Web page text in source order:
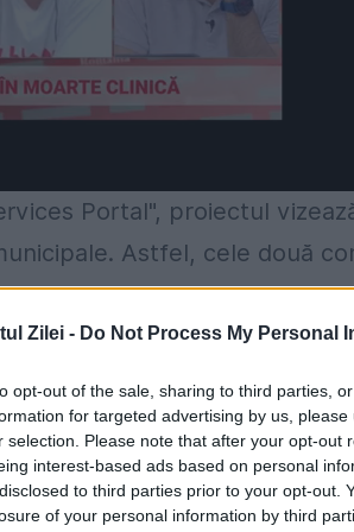
Zilei - Do Not Process My Personal
opt-out of the sale, sharing to third parties,
for targeted advertising by us,
selection. Please note that after your opt-out
interest-based ads based on personal
to third parties prior to your opt-out.
of your personal information by third
Portal", proiectul
Astfel, cele două
de servicii și 700 de
construcții și exploatarea
estimate de Gartner la
în acest proiect au
și facilitarea